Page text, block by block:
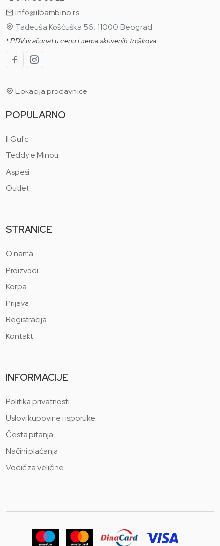
info@ilbambino.rs
Tadeuša Košćuška 56, 11000 Beograd
* PDV uračunat u cenu i nema skrivenih troškova.
Lokacija prodavnice
POPULARNO
Il Gufo
Teddy e Minou
Aspesi
Outlet
STRANICE
O nama
Proizvodi
Korpa
Prijava
Registracija
Kontakt
INFORMACIJE
Politika privatnosti
Uslovi kupovine i isporuke
Česta pitanja
Načini plaćanja
Vodič za veličine